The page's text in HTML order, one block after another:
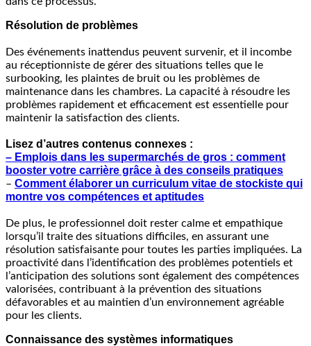
Résolution de problèmes
Des événements inattendus peuvent survenir, et il incombe
au réceptionniste de gérer des situations telles que le
surbooking, les plaintes de bruit ou les problèmes de
maintenance dans les chambres. La capacité à résoudre les
problèmes rapidement et efficacement est essentielle pour
maintenir la satisfaction des clients.
Lisez d’autres contenus connexes :
– Emplois dans les supermarchés de gros : comment
booster votre carrière grâce à des conseils pratiques
– Comment élaborer un curriculum vitae de stockiste qui
montre vos compétences et aptitudes
De plus, le professionnel doit rester calme et empathique
lorsqu’il traite des situations difficiles, en assurant une
résolution satisfaisante pour toutes les parties impliquées. La
proactivité dans l’identification des problèmes potentiels et
l’anticipation des solutions sont également des compétences
valorisées, contribuant à la prévention des situations
défavorables et au maintien d’un environnement agréable
pour les clients.
Connaissance des systèmes informatiques